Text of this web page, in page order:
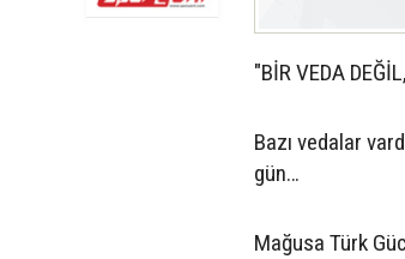
"BİR VEDA
Bazı vedalar
gün…
Mağusa Türk